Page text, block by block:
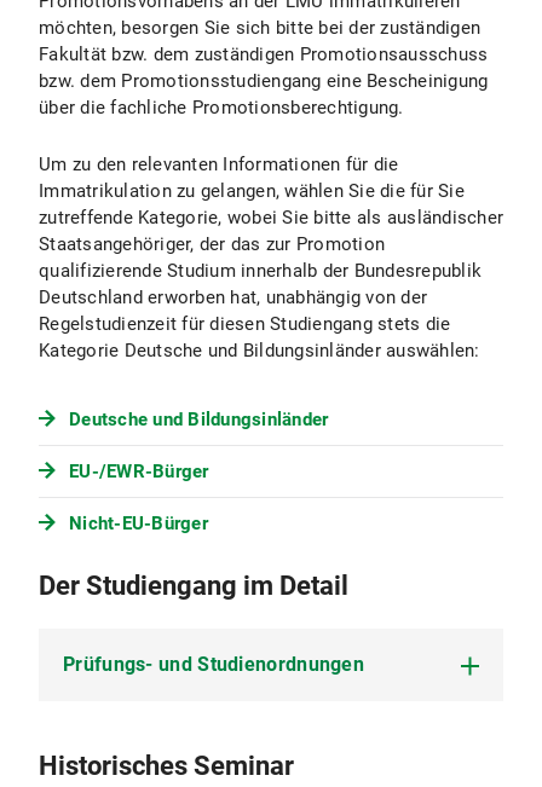
Anmerkungen
Eine Immatrikulation zum Zweck der
Promotion kann für den Zeitraum von
möchten, besorgen Sie sich bitte bei der zuständigen
Fakultät bzw. dem zuständigen Promotionsausschuss
bzw. dem Promotionsstudiengang eine Bescheinigung
über die fachliche Promotionsberechtigung.
Um zu den relevanten Informationen für die
Immatrikulation zu gelangen, wählen Sie die für Sie
zutreffende Kategorie, wobei Sie bitte als ausländischer
Staatsangehöriger, der das zur Promotion
qualifizierende Studium innerhalb der Bundesrepublik
Deutschland erworben hat, unabhängig von der
Regelstudienzeit für diesen Studiengang stets die
Kategorie Deutsche und Bildungsinländer auswählen:
Deutsche und Bildungsinländer
EU-/EWR-Bürger
Nicht-EU-Bürger
Der Studiengang im Detail
Prüfungs- und Studienordnungen
Promotionsordnung der Ludwig-Maximilians-
Historisches Seminar